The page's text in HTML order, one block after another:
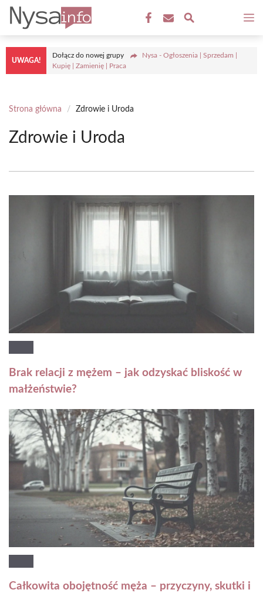
Przejdź
treści
UWAGA!
Dołącz do nowej grupy
Nysa - Ogłoszenia | Sprzedam |
Kupię | Zamienię | Praca
Strona główna / Zdrowie i Uroda
Zdrowie i Uroda
Brak relacji z mężem – jak odzyskać bliskość w
małżeństwie?
Całkowita obojętność męża – przyczyny, skutki i